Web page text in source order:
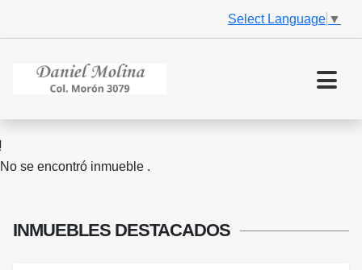
Select Language ▼
No se encontró inmueble .
INMUEBLES DESTACADOS